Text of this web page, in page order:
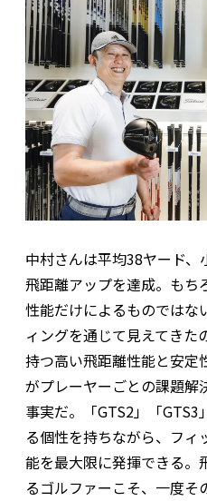
中村さんは平均38ヤード
飛距離アップを達成。もち
性能だけによるものではな
ィングを通じて見えてきた
持つ高い飛距離性能と安定
がプレーヤーごとの課題解
事実だ。「GTS2」「
る個性を持ちながら、フィ
能を最大限に発揮できる。
るゴルファーこそ、一度そ